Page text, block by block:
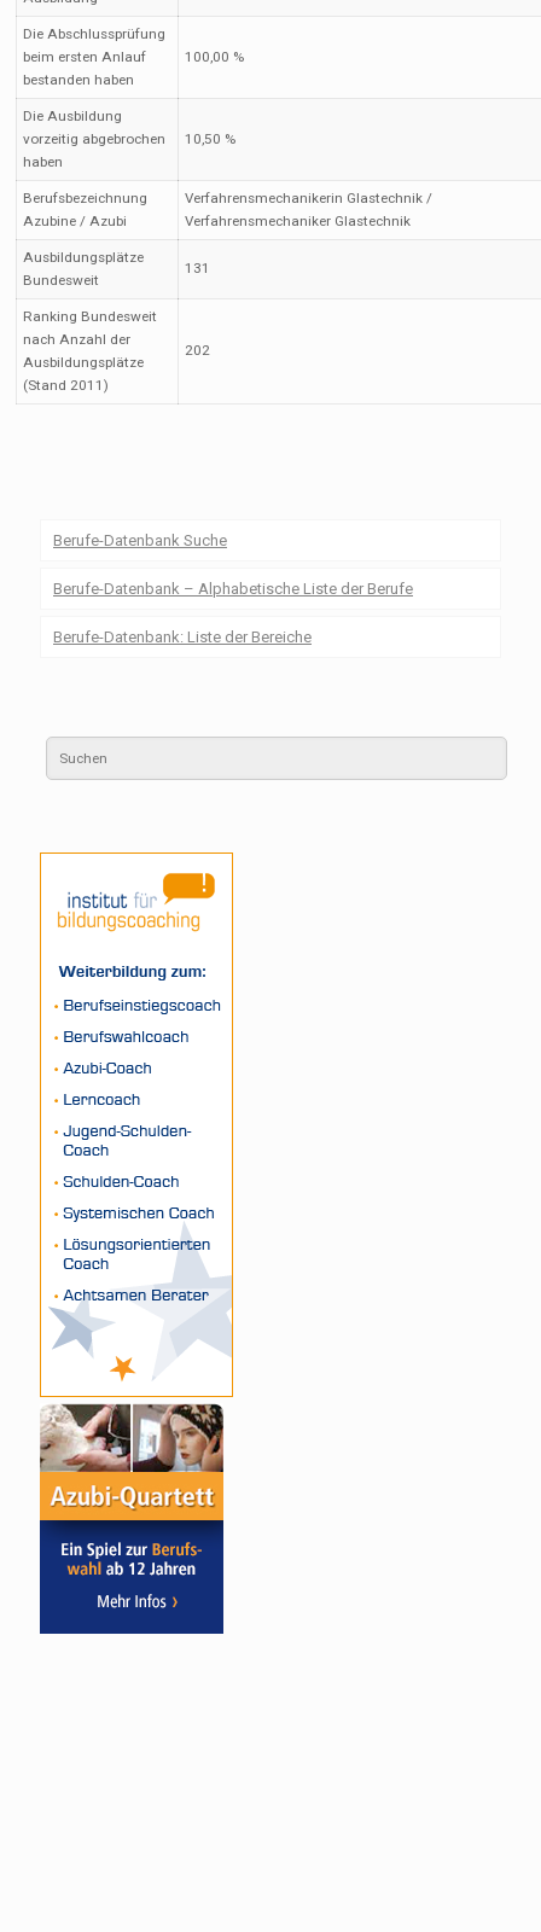
Die Abschlussprüfung
beim ersten Anlauf
bestanden haben
100,00 %
Die Ausbildung
vorzeitig abgebrochen
haben
10,50 %
Berufsbezeichnung
Azubine / Azubi
Verfahrensmechanikerin Glastechnik /
Verfahrensmechaniker Glastechnik
Ausbildungsplätze
Bundesweit
131
Ranking Bundesweit
nach Anzahl der
Ausbildungsplätze
(Stand 2011)
202
Berufe-Datenbank Suche
Berufe-Datenbank – Alphabetische Liste der Berufe
Berufe-Datenbank: Liste der Bereiche